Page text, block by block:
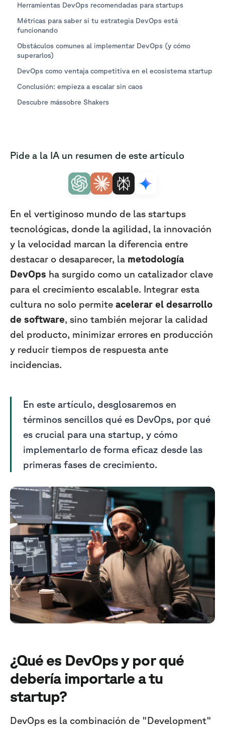
Herramientas DevOps recomendadas para startups
Métricas para saber si tu estrategia DevOps está
funcionando
Obstáculos comunes al implementar DevOps (y cómo
superarlos)
DevOps como ventaja competitiva en el ecosistema startup
Conclusión: empieza a escalar sin caos
Descubre mássobre Shakers
Pide a la IA un resumen de este artículo
En el vertiginoso mundo de las startups
tecnológicas, donde la agilidad, la innovación
y la velocidad marcan la diferencia entre
destacar o desaparecer, la metodología
DevOps ha surgido como un catalizador clave
para el crecimiento escalable. Integrar esta
cultura no solo permite acelerar el desarrollo
de software, sino también mejorar la calidad
del producto, minimizar errores en producción
y reducir tiempos de respuesta ante
incidencias.
En este artículo, desglosaremos en
términos sencillos qué es DevOps, por qué
es crucial para una startup, y cómo
implementarlo de forma eficaz desde las
primeras fases de crecimiento.
¿Qué es DevOps y por qué
debería importarle a tu
startup?
DevOps es la combinación de "Development"